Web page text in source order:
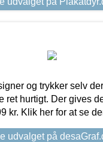
og trykker selv
ret hurtigt. Der gives
kr. Klik her for at se
udvalget på